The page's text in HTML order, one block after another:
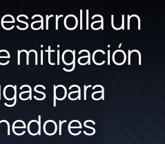
un
mitigación
para